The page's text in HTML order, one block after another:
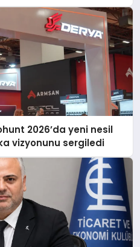
2026’da yeni nesil
vizyonunu sergiledi